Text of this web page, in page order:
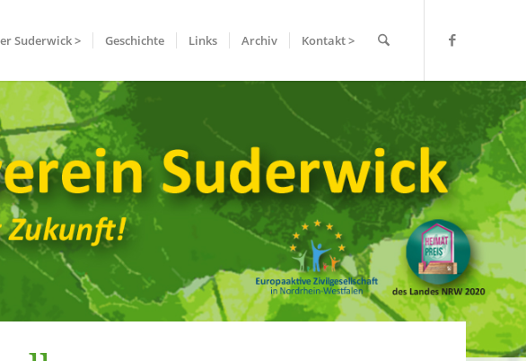
Suderwick > Geschichte Links Archiv Kontakt >